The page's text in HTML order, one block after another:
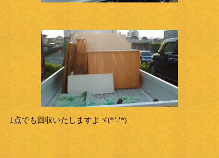
1点でも回収いたしますよヾ(*’-'*)